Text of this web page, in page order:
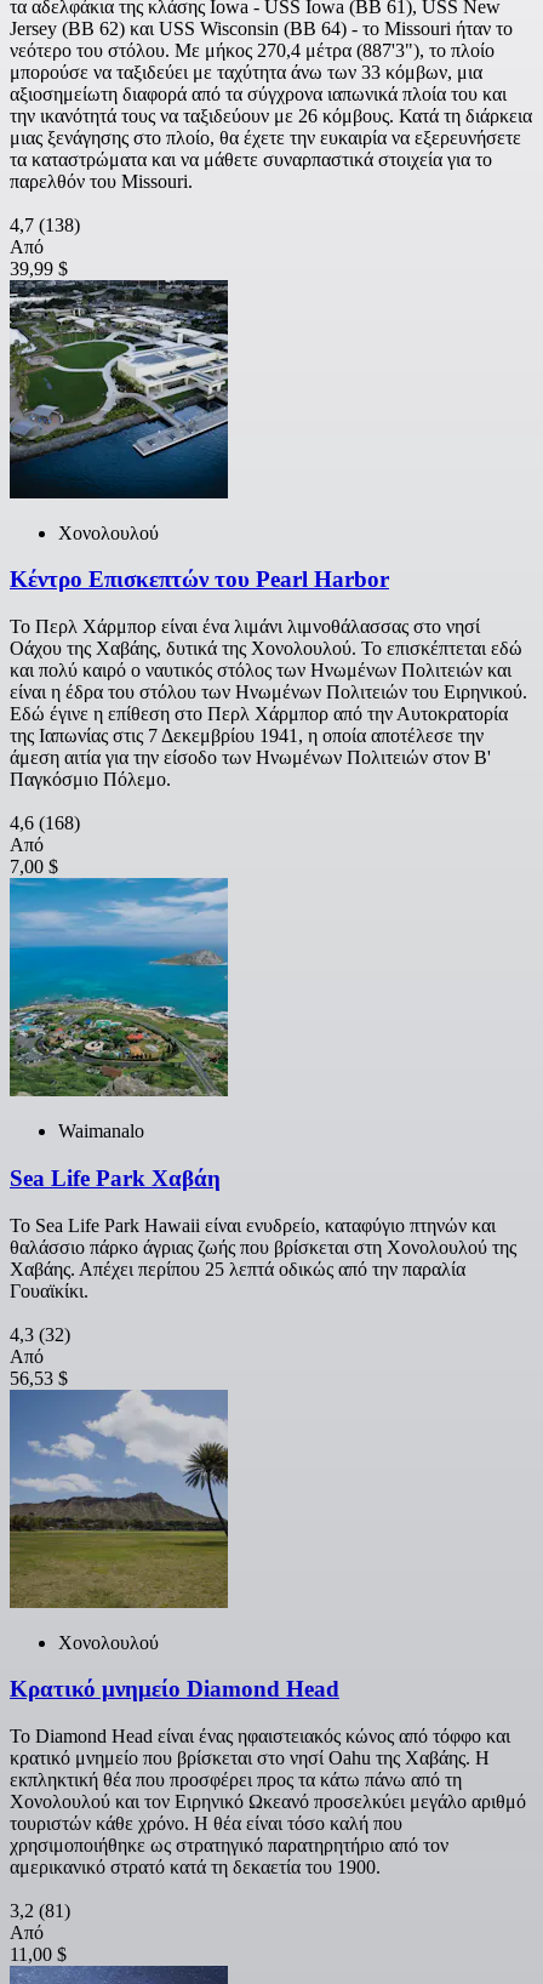
τα αδελφάκια της κλάσης Iowa - USS Iowa (BB 61), USS New
Jersey (BB 62) και USS Wisconsin (BB 64) - το Missouri ήταν το
νεότερο του στόλου. Με μήκος 270,4 μέτρα (887'3"), το πλοίο
μπορούσε να ταξιδεύει με ταχύτητα άνω των 33 κόμβων, μια
αξιοσημείωτη διαφορά από τα σύγχρονα ιαπωνικά πλοία του και
την ικανότητά τους να ταξιδεύουν με 26 κόμβους. Κατά τη διάρκεια
μιας ξενάγησης στο πλοίο, θα έχετε την ευκαιρία να εξερευνήσετε
τα καταστρώματα και να μάθετε συναρπαστικά στοιχεία για το
παρελθόν του Missouri.
4,7 (138)
Από
39,99 $
Χονολουλού
Κέντρο Επισκεπτών του Pearl Harbor
Το Περλ Χάρμπορ είναι ένα λιμάνι λιμνοθάλασσας στο νησί
Οάχου της Χαβάης, δυτικά της Χονολουλού. Το επισκέπτεται εδώ
και πολύ καιρό ο ναυτικός στόλος των Ηνωμένων Πολιτειών και
είναι η έδρα του στόλου των Ηνωμένων Πολιτειών του Ειρηνικού.
Εδώ έγινε η επίθεση στο Περλ Χάρμπορ από την Αυτοκρατορία
της Ιαπωνίας στις 7 Δεκεμβρίου 1941, η οποία αποτέλεσε την
άμεση αιτία για την είσοδο των Ηνωμένων Πολιτειών στον Β'
Παγκόσμιο Πόλεμο.
4,6 (168)
Από
7,00 $
Waimanalo
Sea Life Park Χαβάη
Το Sea Life Park Hawaii είναι ενυδρείο, καταφύγιο πτηνών και
θαλάσσιο πάρκο άγριας ζωής που βρίσκεται στη Χονολουλού της
Χαβάης. Απέχει περίπου 25 λεπτά οδικώς από την παραλία
Γουαϊκίκι.
4,3 (32)
Από
56,53 $
Χονολουλού
Κρατικό μνημείο Diamond Head
Το Diamond Head είναι ένας ηφαιστειακός κώνος από τόφφο και
κρατικό μνημείο που βρίσκεται στο νησί Oahu της Χαβάης. Η
εκπληκτική θέα που προσφέρει προς τα κάτω πάνω από τη
Χονολουλού και τον Ειρηνικό Ωκεανό προσελκύει μεγάλο αριθμό
τουριστών κάθε χρόνο. Η θέα είναι τόσο καλή που
χρησιμοποιήθηκε ως στρατηγικό παρατηρητήριο από τον
αμερικανικό στρατό κατά τη δεκαετία του 1900.
3,2 (81)
Από
11,00 $